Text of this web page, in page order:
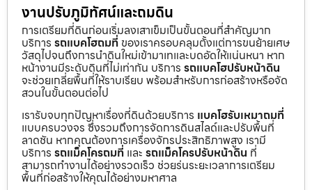
งานปรับภูมิทัศน์และถมดิน
การเตรียมที่ดินก่อนเริ่มลงเสาเข็มเป็นขั้นตอนที่สำคัญมาก
บริการ รถแบคโฮถมที่ ของเราครอบคลุมตั้งแต่การขนย้ายเศษ
วัสดุไปจนถึงการนำดินใหม่เข้ามาเทและบดอัดให้แน่นหนา หาก
หน้างานมีระดับดินที่ไม่เท่ากัน บริการ รถแบคโฮปรับหน้าดิน
จะช่วยเกลี่ยพื้นที่ให้ราบเรียบ พร้อมสำหรับการก่อสร้างหรือจัด
สวนในขั้นตอนต่อไป
เรารับจบทุกปัญหาเรื่องที่ดินด้วยบริการ แบคโฮรับเหมาถมที่
แบบครบวงจร ซึ่งรวมถึงการจัดการดินสไลด์และปรับพื้นที่
ลาดชัน หากคุณต้องการเครื่องจักรประสิทธิภาพสูง เรามี
บริการ รถแม็คโครถมที่ และ รถแม็คโครปรับหน้าดิน ที่
สามารถทำงานได้อย่างรวดเร็ว ช่วยร่นระยะเวลาการเตรียม
พื้นที่ก่อสร้างให้คุณได้อย่างมหาศาล